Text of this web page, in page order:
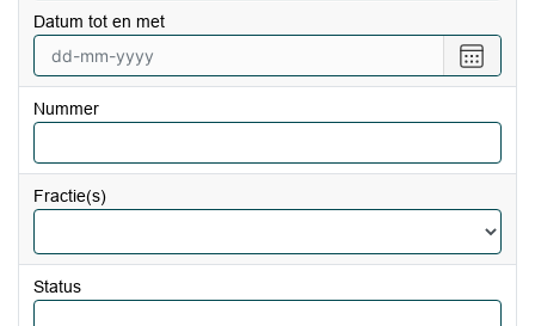
vanaf
Datum tot en met
een
tot
met
Nummer
Fractie(s)
Status